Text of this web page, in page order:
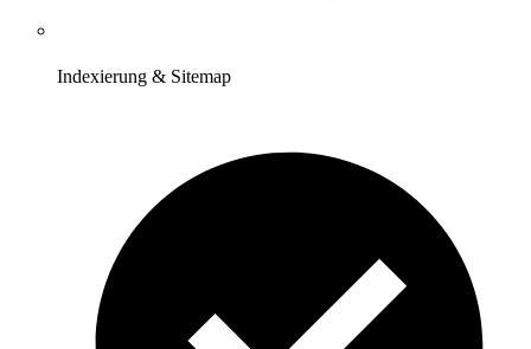
Indexierung & Sitemap